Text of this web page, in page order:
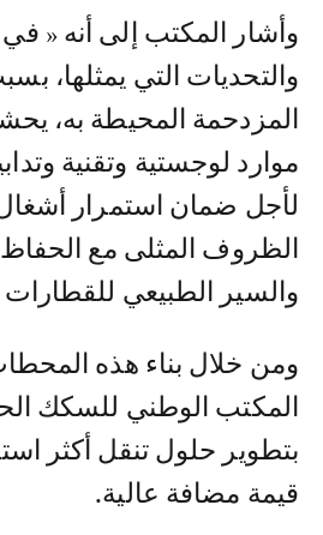
وأشار المكتب إلى أنه «
والتحديات التي يمثلها،
المزدحمة المحيطة به،
موارد لوجستية وتقنية
لأجل ضمان استمرار أشغال
الظروف المثلى مع
والسير الطبيعي للقطارات
ومن خلال بناء هذه
المكتب الوطني للسكك
بتطوير حلول تنقل أكثر
قيمة مضافة عالية.